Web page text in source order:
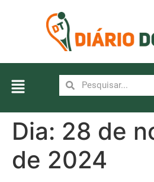
Dia: 28 de
de 2024